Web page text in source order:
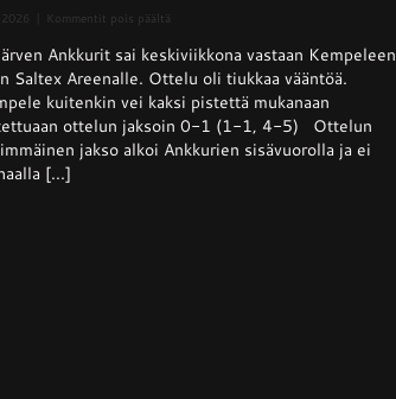
Kommentit pois päältä
–
Kempele
haki
niukan
voiton
Ankkureilta
Ankkurit sai keskiviikkona vastaan Kempeleen
Saltex Areenalle. Ottelu oli tiukkaa vääntöä.
kuitenkin vei kaksi pistettä mukanaan
ottelun jaksoin 0-1 (1-1, 4-5) Ottelun
jakso alkoi Ankkurien sisävuorolla ja ei
[...]